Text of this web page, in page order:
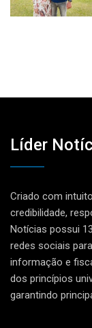
Líder
Criado com
credibilidade,
Notícias possui
redes sociais
informação e
dos princípios
garantindo